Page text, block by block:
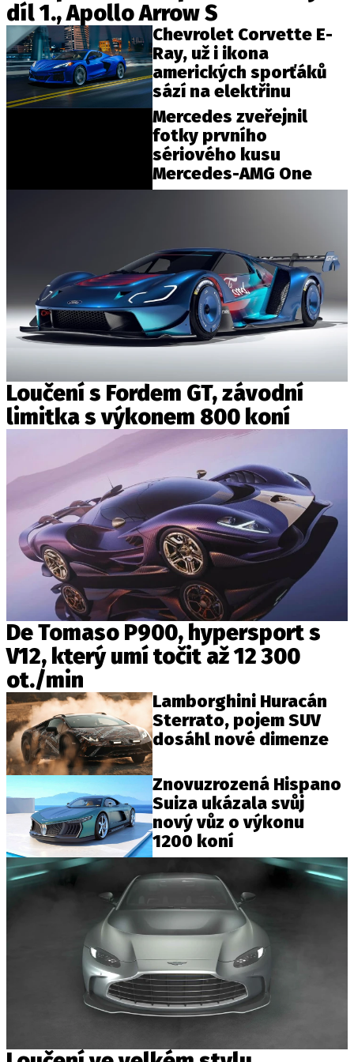
Provozovatelem serveru autoroad.cz je
INCORP MEDIA GROUP s.r.o., IČ: 118 23 054
díl 1., Apollo Arrow S
Chevrolet Corvette E-
Ray, už i ikona
amerických sporťáků
sází na elektřinu
Mercedes zveřejnil
fotky prvního
sériového kusu
Mercedes-AMG One
Loučení s Fordem GT, závodní
limitka s výkonem 800 koní
De Tomaso P900, hypersport s
V12, který umí točit až 12 300
ot./min
Lamborghini Huracán
Sterrato, pojem SUV
dosáhl nové dimenze
Znovuzrozená Hispano
Suiza ukázala svůj
nový vůz o výkonu
1200 koní